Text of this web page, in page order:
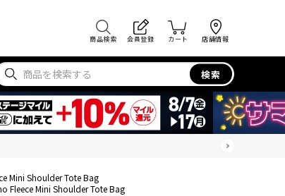
商品検索 会員登録 カート 店舗情報
検索
Mini Shoulder Tote Bag
Fleece Mini Shoulder Tote Bag